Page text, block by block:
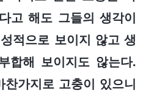
고 해도 그들의 생각이
적으로 보이지 않고 생
합해 보이지도 않는다.
가지로 고충이 있으니